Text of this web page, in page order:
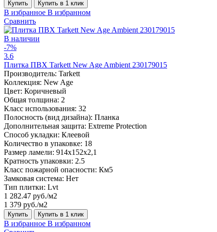
Купить Купить в 1 клик
В избранное В избранном
Сравнить
В наличии
-7%
3.6
Плитка ПВХ Tarkett New Age Ambient 230179015
Производитель: Tarkett
Коллекция: New Age
Цвет: Коричневый
Общая толщина: 2
Класс использования: 32
Полосность (вид дизайна): Планка
Дополнительная защита: Extreme Protection
Способ укладки: Клеевой
Количество в упаковке: 18
Размер ламели: 914x152x2,1
Кратность упаковки: 2.5
Класс пожарной опасности: Км5
Замковая система: Нет
Тип плитки: Lvt
1 282.47 руб./м2
1 379 руб./м2
Купить Купить в 1 клик
В избранное В избранном